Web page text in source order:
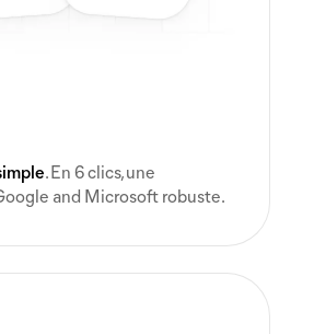
. En 6 clics, une
and Microsoft robuste.